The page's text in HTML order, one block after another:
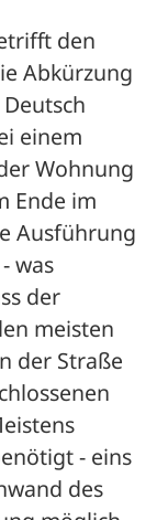
den
Abkürzung
einem
Wohnung
Ende im
Ausführung
was
der
meisten
der Straße
- eins
des